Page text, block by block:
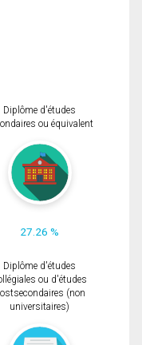
Diplôme d'études
ou équivalent
27.26 %
Diplôme d'études
ou d'études
(non
universitaires)